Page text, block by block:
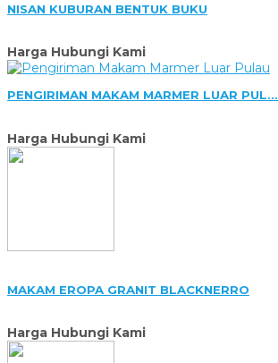
NISAN KUBURAN BENTUK BUKU
Harga Hubungi Kami
PENGIRIMAN MAKAM MARMER LUAR PUL...
Harga Hubungi Kami
MAKAM EROPA GRANIT BLACKNERRO
Harga Hubungi Kami